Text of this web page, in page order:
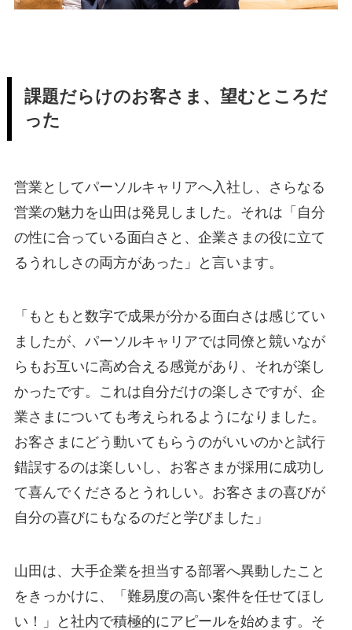
課題だらけのお客さま、望むところだ
った
営業としてパーソルキャリアへ入社し、さらなる
営業の魅力を山田は発見しました。それは「自分
の性に合っている面白さと、企業さまの役に立て
るうれしさの両方があった」と言います。
「もともと数字で成果が分かる面白さは感じてい
ましたが、パーソルキャリアでは同僚と競いなが
らもお互いに高め合える感覚があり、それが楽し
かったです。これは自分だけの楽しさですが、企
業さまについても考えられるようになりました。
お客さまにどう動いてもらうのがいいのかと試行
錯誤するのは楽しいし、お客さまが採用に成功し
て喜んでくださるとうれしい。お客さまの喜びが
自分の喜びにもなるのだと学びました」
山田は、大手企業を担当する部署へ異動したこと
をきっかけに、「難易度の高い案件を任せてほし
い！」と社内で積極的にアピールを始めます。そ